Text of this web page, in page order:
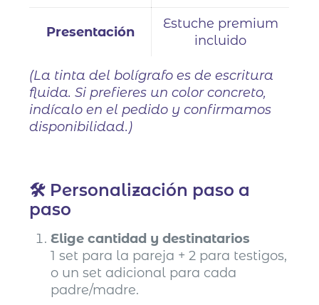
Presentación
Estuche premium
incluido
(La tinta del bolígrafo es de escritura
fluida. Si prefieres un color concreto,
indícalo en el pedido y confirmamos
disponibilidad.)
🛠️ Personalización paso a
paso
Elige cantidad y destinatarios
1 set para la pareja + 2 para testigos,
o un set adicional para cada
padre/madre.